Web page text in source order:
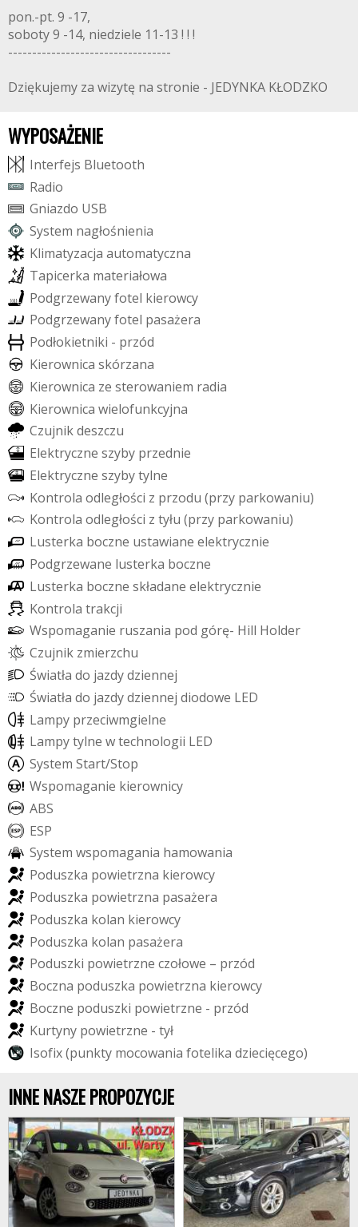
pon.-pt. 9 -17,
soboty 9 -14, niedziele 11-13 ! ! !
----------------------------------
Dziękujemy za wizytę na stronie - JEDYNKA KŁODZKO
WYPOSAŻENIE
Interfejs Bluetooth
Radio
Gniazdo USB
System nagłośnienia
Klimatyzacja automatyczna
Tapicerka materiałowa
Podgrzewanyfotel kierowcy
Podgrzewanyfotel pasażera
Podłokietniki - przód
Kierownica skórzana
Kierownica ze sterowaniem radia
Kierownica wielofunkcyjna
Czujnikdeszczu
Elektryczne szyby przednie
Elektryczne szybytylne
Kontrola odległości z przodu (przy parkowaniu)
Kontrola odległości z tyłu (przy parkowaniu)
Lusterka boczne ustawiane elektrycznie
Podgrzewane lusterka boczne
Lusterka boczne składane elektrycznie
Kontrola trakcji
Wspomaganie ruszania pod górę- Hill Holder
Czujnik zmierzchu
Światła do jazdydziennej
Światła do jazdydziennej diodowe LED
Lampy przeciwmgielne
Lampytylne wtechnologii LED
System Start/Stop
Wspomaganie kierownicy
ABS
ESP
System wspomagania hamowania
Poduszka powietrzna kierowcy
Poduszka powietrzna pasażera
Poduszka kolan kierowcy
Poduszka kolan pasażera
Poduszki powietrzne czołowe – przód
Boczna poduszka powietrzna kierowcy
Boczne poduszki powietrzne - przód
Kurtyny powietrzne - tył
Isofix(punkty mocowania fotelika dziecięcego)
INNE NASZE PROPOZYCJE